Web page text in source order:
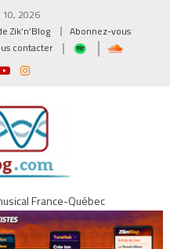
2026
Zik’n’Blog
Abonnez-vous
contacter
France-Québec